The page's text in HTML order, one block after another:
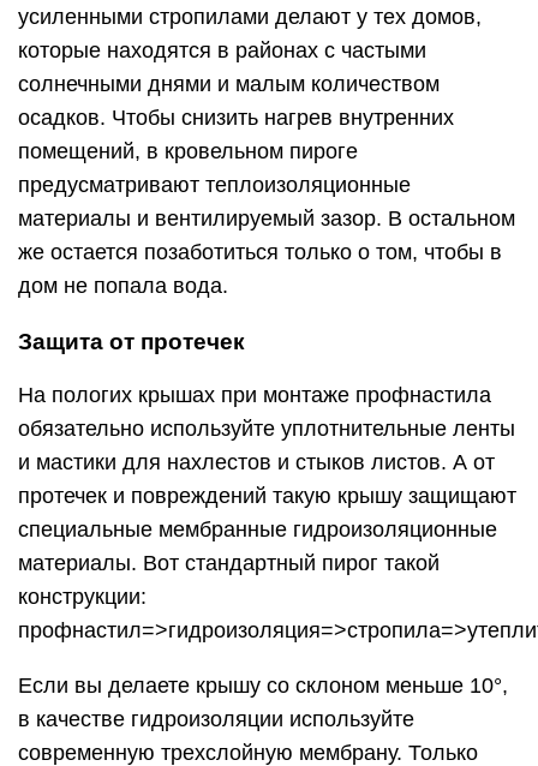
усиленными стропилами делают у тех домов,
которые находятся в районах с частыми
солнечными днями и малым количеством
осадков. Чтобы снизить нагрев внутренних
помещений, в кровельном пироге
предусматривают теплоизоляционные
материалы и вентилируемый зазор. В остальном
же остается позаботиться только о том, чтобы в
дом не попала вода.
Защита от протечек
На пологих крышах при монтаже профнастила
обязательно используйте уплотнительные ленты
и мастики для нахлестов и стыков листов. А от
протечек и повреждений такую крышу защищают
специальные мембранные гидроизоляционные
материалы. Вот стандартный пирог такой
конструкции:
Если вы делаете крышу со склоном меньше 10°,
в качестве гидроизоляции используйте
современную трехслойную мембрану. Только